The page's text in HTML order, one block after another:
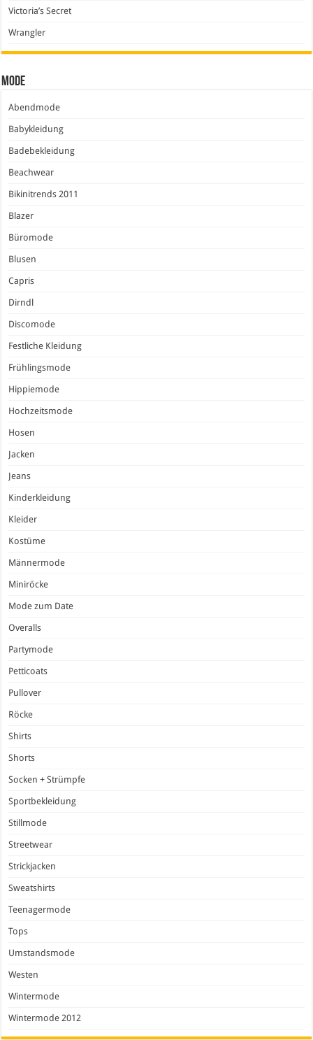
Victoria’s Secret
Wrangler
Mode
Abendmode
Babykleidung
Badebekleidung
Beachwear
Bikinitrends 2011
Blazer
Büromode
Blusen
Capris
Dirndl
Discomode
Festliche Kleidung
Frühlingsmode
Hippiemode
Hochzeitsmode
Hosen
Jacken
Jeans
Kinderkleidung
Kleider
Kostüme
Männermode
Miniröcke
Mode zum Date
Overalls
Partymode
Petticoats
Pullover
Röcke
Shirts
Shorts
Socken + Strümpfe
Sportbekleidung
Stillmode
Streetwear
Strickjacken
Sweatshirts
Teenagermode
Tops
Umstandsmode
Westen
Wintermode
Wintermode 2012